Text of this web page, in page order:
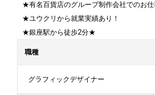
★有名百貨店のグループ制作会社でのお仕
★ユウクリから就業実績あり！
★銀座駅から徒歩2分★
職種
グラフィックデザイナー